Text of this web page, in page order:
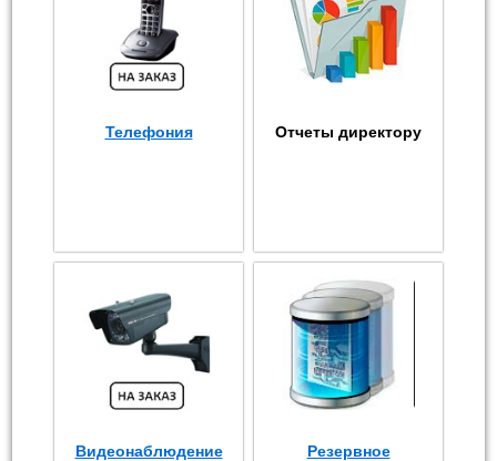
Телефония Отчеты директору
Видеонаблюдение
Резервное